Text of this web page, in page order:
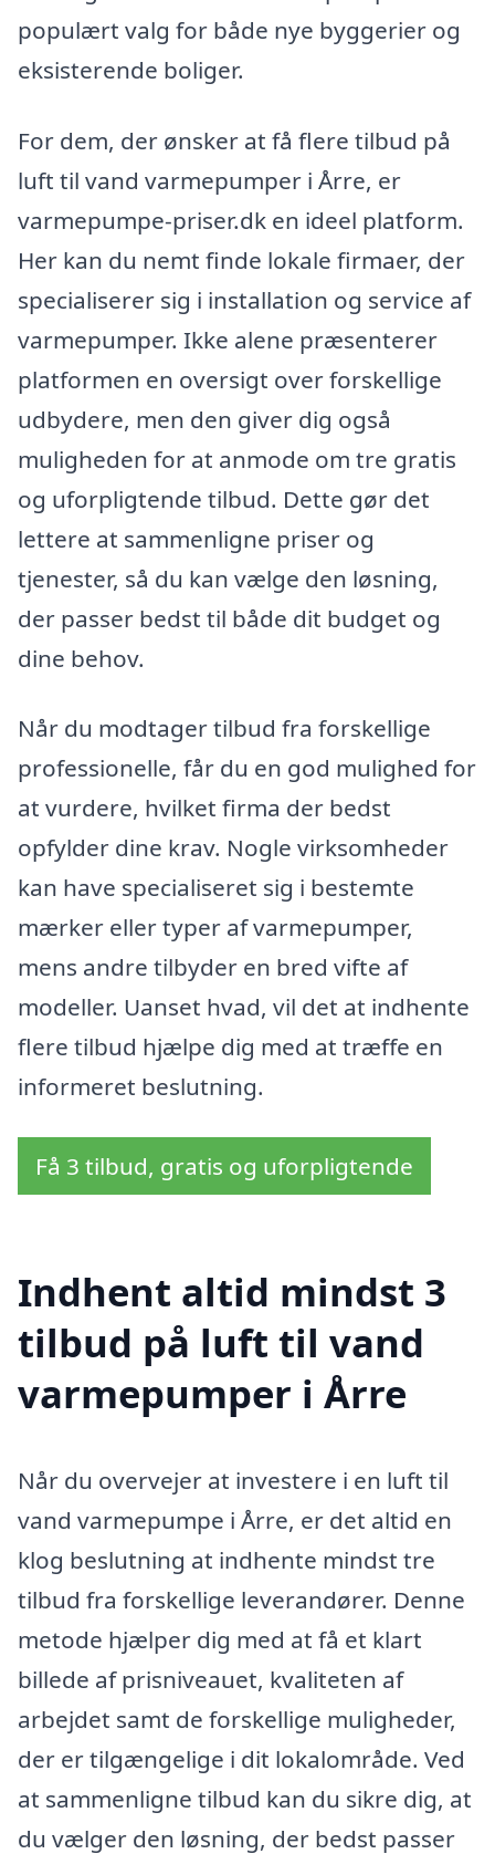
populært valg for både nye byggerier og
eksisterende boliger.
For dem, der ønsker at få flere tilbud på
luft til vand varmepumper i Årre, er
varmepumpe-priser.dk en ideel platform.
Her kan du nemt finde lokale firmaer, der
specialiserer sig i installation og service af
varmepumper. Ikke alene præsenterer
platformen en oversigt over forskellige
udbydere, men den giver dig også
muligheden for at anmode om tre gratis
og uforpligtende tilbud. Dette gør det
lettere at sammenligne priser og
tjenester, så du kan vælge den løsning,
der passer bedst til både dit budget og
dine behov.
Når du modtager tilbud fra forskellige
professionelle, får du en god mulighed for
at vurdere, hvilket firma der bedst
opfylder dine krav. Nogle virksomheder
kan have specialiseret sig i bestemte
mærker eller typer af varmepumper,
mens andre tilbyder en bred vifte af
modeller. Uanset hvad, vil det at indhente
flere tilbud hjælpe dig med at træffe en
informeret beslutning.
Få 3 tilbud, gratis og uforpligtende
Indhent altid mindst 3
tilbud på luft til vand
varmepumper i Årre
Når du overvejer at investere i en luft til
vand varmepumpe i Årre, er det altid en
klog beslutning at indhente mindst tre
tilbud fra forskellige leverandører. Denne
metode hjælper dig med at få et klart
billede af prisniveauet, kvaliteten af
arbejdet samt de forskellige muligheder,
der er tilgængelige i dit lokalområde. Ved
at sammenligne tilbud kan du sikre dig, at
du vælger den løsning, der bedst passer